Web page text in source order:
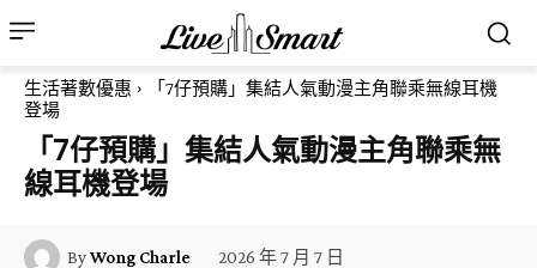
生活著數優惠
「7仔預購」集結人氣動漫主角聯乘無線耳機
登場
「7仔預購」集結人氣動漫主角聯乘無
線耳機登場
ByWong Charle 2026 年 7 月 7 日